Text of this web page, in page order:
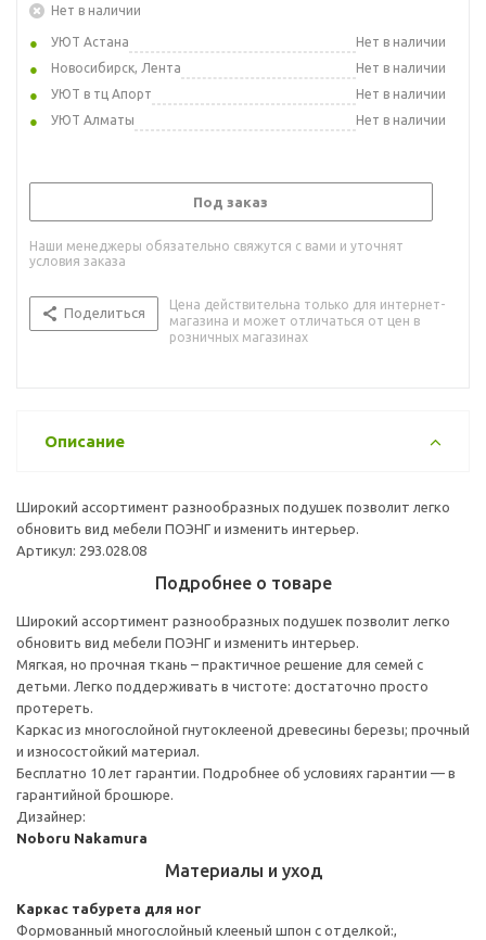
Нет в наличии
УЮТ Астана
Нет в наличии
Новосибирск, Лента
Нет в наличии
УЮТ в тц Апорт
Нет в наличии
УЮТ Алматы
Нет в наличии
Под заказ
Наши менеджеры обязательно свяжутся с вами и уточнят
условия заказа
Поделиться
Цена действительна только для интернет-
магазина и может отличаться от цен в
розничных магазинах
Описание
Широкий ассортимент разнообразных подушек позволит легко
обновить вид мебели ПОЭНГ и изменить интерьер.
Артикул: 293.028.08
Подробнее о товаре
Широкий ассортимент разнообразных подушек позволит легко
обновить вид мебели ПОЭНГ и изменить интерьер.
Мягкая, но прочная ткань – практичное решение для семей с
детьми. Легко поддерживать в чистоте: достаточно просто
протереть.
Каркас из многослойной гнутоклееной древесины березы; прочный
и износостойкий материал.
Бесплатно 10 лет гарантии. Подробнее об условиях гарантии — в
гарантийной брошюре.
Дизайнер:
Noboru Nakamura
Материалы и уход
Каркас табурета для ног
Формованный многослойный клееный шпон с отделкой:,